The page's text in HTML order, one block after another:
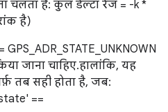
चलता है: कुल डेल्टा रेंज = -k *
है)
जाना चाहिए. हालांकि, यह
तब सही होता है, जब:
==